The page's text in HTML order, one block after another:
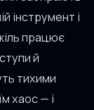
інструмент і
працює
й
тихими
хаос — і